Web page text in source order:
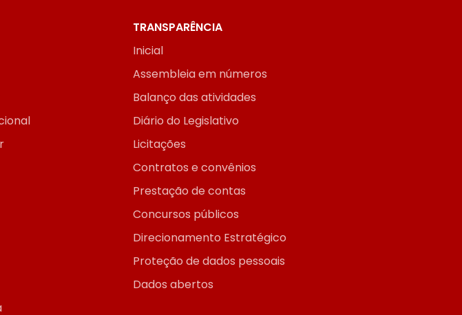
TRANSPARÊNCIA
Inicial
Assembleia em números
Balanço das atividades
Diário do Legislativo
Licitações
Contratos e convênios
Prestação de contas
Concursos públicos
Direcionamento Estratégico
Proteção de dados pessoais
Dados abertos